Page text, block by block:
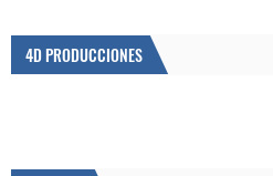
4D PRODUCCIONES